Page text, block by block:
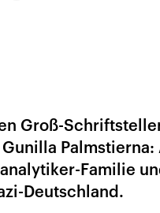
Groß-
Palmstierna:
Familie
Deutschland.